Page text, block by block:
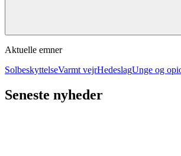
Aktuelle emner
SolbeskyttelseVarmt vejrHedeslagUnge og
Seneste nyheder